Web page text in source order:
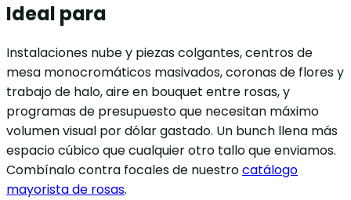
Ideal para
Instalaciones nube y piezas colgantes, centros de
mesa monocromáticos masivados, coronas de flores y
trabajo de halo, aire en bouquet entre rosas, y
programas de presupuesto que necesitan máximo
volumen visual por dólar gastado. Un bunch llena más
espacio cúbico que cualquier otro tallo que enviamos.
Combínalo contra focales de nuestrocatálogo
mayorista de rosas.